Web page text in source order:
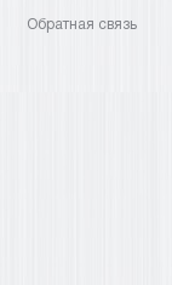
Обратная связь